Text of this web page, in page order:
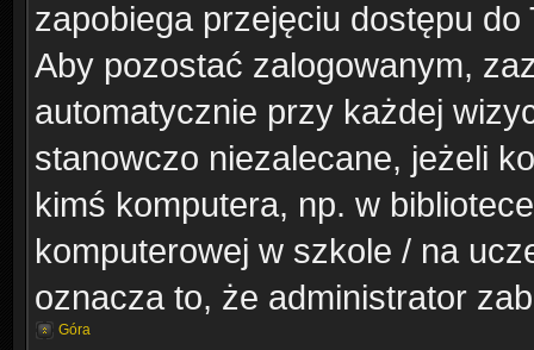
zapobiega przejęciu dostępu
Aby pozostać zalogowanym,
automatycznie przy każdej
stanowczo niezalecane, jeżeli
kimś komputera, np. w
komputerowej w szkole / na
oznacza to, że administrator
Góra